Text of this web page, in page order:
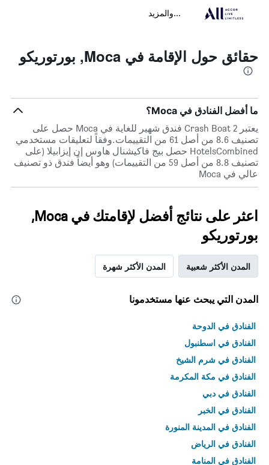
...والمزيد
حقائق حول الإقامة في Moca, بورتوريكو
ما أفضل الفنادق في Moca؟
يعتبر Crash Boat 2 فندق شهير للغاية في Moca حصل على
تصنيف 8.6 من أصل 61 من التقييمات.وفقاً لتعليقات مستخدمي
HotelsCombined حصل بيج فاكيشنال هاوس إن إيزابيلا (على
تصنيف 8.8 من أصل 59 من التقييمات) وهو أيضاً فندق ذو تصنيف
عالي في Moca
اعثر على نتائج أفضل لإقامتك في Moca,
بورتوريكو
المدن الأكثر شعبية المدن الأكثر شهرة
المدن التي يبحث عنها مستخدمونا
الفنادق في الدوحة
الفنادق في اسطنبول
الفنادق في شرم الشيخ
الفنادق في مكة المكرمة
الفنادق في دبي
الفنادق في الخبر
الفنادق في المدينة المنورة
الفنادق في الرياض
الفنادق في المنامة